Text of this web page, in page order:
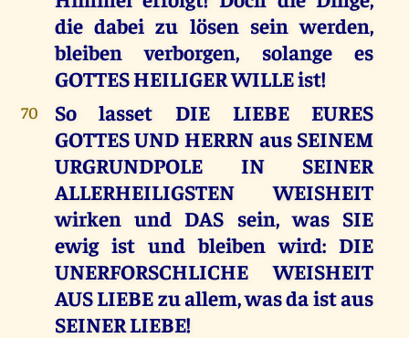
die dabei zu lösen sein werden,
bleiben verborgen, solange es
GOTTES HEILIGER WILLE ist!
70
So lasset DIE LIEBE EURES
GOTTES UND HERRN aus SEINEM
URGRUNDPOLE IN SEINER
ALLERHEILIGSTEN WEISHEIT
wirken und DAS sein, was SIE
ewig ist und bleiben wird: DIE
UNERFORSCHLICHE WEISHEIT
AUS LIEBE zu allem, was da ist aus
SEINER LIEBE!